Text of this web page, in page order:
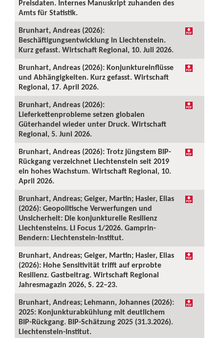
Preisdaten. Internes Manuskript zuhanden des
Amts für Statistik.
Brunhart, Andreas (2026):
Beschäftigungsentwicklung in Liechtenstein.
Kurz gefasst. Wirtschaft Regional, 10. Juli 2026.
Brunhart, Andreas (2026): Konjunktureinflüsse
und Abhängigkeiten. Kurz gefasst. Wirtschaft
Regional, 17. April 2026.
Brunhart, Andreas (2026):
Lieferkettenprobleme setzen globalen
Güterhandel wieder unter Druck. Wirtschaft
Regional, 5. Juni 2026.
Brunhart, Andreas (2026): Trotz jüngstem BIP-
Rückgang verzeichnet Liechtenstein seit 2019
ein hohes Wachstum. Wirtschaft Regional, 10.
April 2026.
Brunhart, Andreas; Geiger, Martin; Hasler, Elias
(2026): Geopolitische Verwerfungen und
Unsicherheit: Die konjunkturelle Resilienz
Liechtensteins. LI Focus 1/2026. Gamprin-
Bendern: Liechtenstein-Institut.
Brunhart, Andreas; Geiger, Martin; Hasler, Elias
(2026): Hohe Sensitivität trifft auf erprobte
Resilienz. Gastbeitrag. Wirtschaft Regional
Jahresmagazin 2026, S. 22–23.
Brunhart, Andreas; Lehmann, Johannes (2026):
2025: Konjunkturabkühlung mit deutlichem
BIP-Rückgang. BIP-Schätzung 2025 (31.3.2026).
Liechtenstein-Institut.